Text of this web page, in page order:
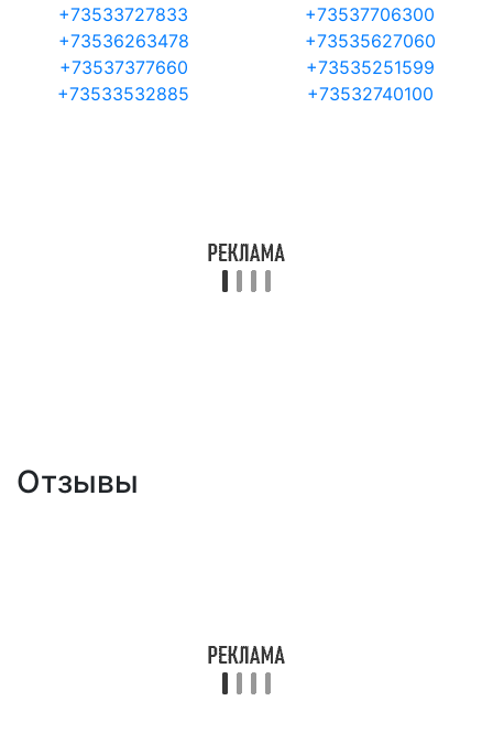
+73533727833
+73537706300
+73536263478
+73535627060
+73537377660
+73535251599
+73533532885
+73532740100
Отзывы